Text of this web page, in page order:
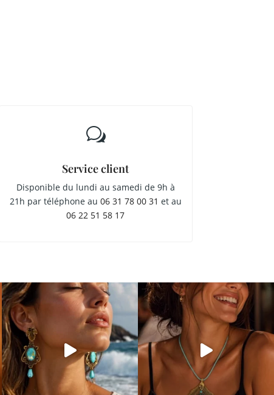
w
Service client
Disponible du lundi au samedi de 9h à
21h par téléphone au 06 31 78 00 31 et au
06 22 51 58 17